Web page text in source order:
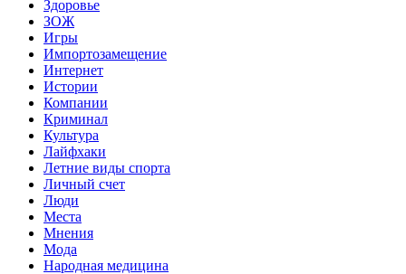
Здоровье
ЗОЖ
Игры
Импортозамещение
Интернет
Истории
Компании
Криминал
Культура
Лайфхаки
Летние виды спорта
Личный счет
Люди
Места
Мнения
Мода
Народная медицина